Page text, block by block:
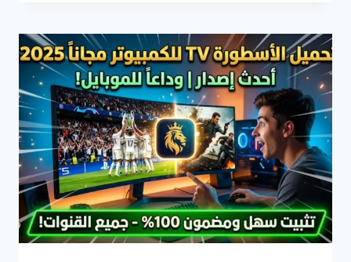
مشاهدة
مباريات
اليوم
بث
مباشر
بجودة
HD
بدون
تقطيع